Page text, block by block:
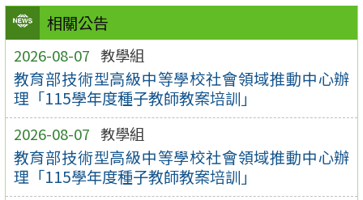
相關公告
2026-08-07 教學組
教育部技術型高級中等學校社會領域推動中心辦
理「115學年度種子教師教案培訓」
2026-08-07 教學組
教育部技術型高級中等學校社會領域推動中心辦
理「115學年度種子教師教案培訓」